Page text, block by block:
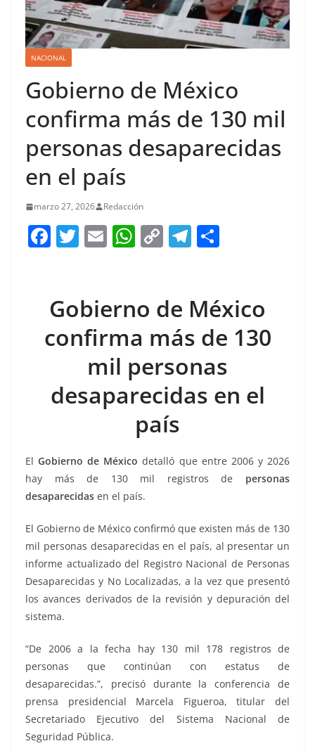
NACIONAL
Gobierno de México
confirma más de 130 mil
personas desaparecidas
en el país
marzo 27, 2026 Redacción
F
e
b
o
k
T
er
E
l
W
s
A
p
p
C
y
Li
n
k
T
gr
a
m
e
Gobierno de México
confirma más de 130
mil personas
desaparecidas en el
país
ElGobierno de México detalló que entre 2006 y 2026
hay más de 130 mil registros de personas
desaparecidas en el país.
El Gobierno de México confirmó que existen más de 130
mil personas desaparecidas en el país, al presentar un
informe actualizado del Registro Nacional de Personas
Desaparecidas y No Localizadas, a la vez que presentó
los avances derivados de la revisión y depuración del
sistema.
“De 2006 a la fecha hay 130 mil 178 registros de
personas que continúan con estatus de
desaparecidas.”, precisó durante la conferencia de
prensa presidencial Marcela Figueroa, titular del
Secretariado Ejecutivo del Sistema Nacional de
Seguridad Pública.